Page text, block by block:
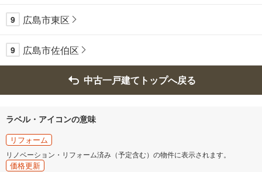
9 広島市東区
9 広島市佐伯区
中古一戸建てトップへ戻る
ラベル・アイコンの意味
リフォーム
リノベーション・リフォーム済み（予定含む）の物件に表示されます。
価格更新